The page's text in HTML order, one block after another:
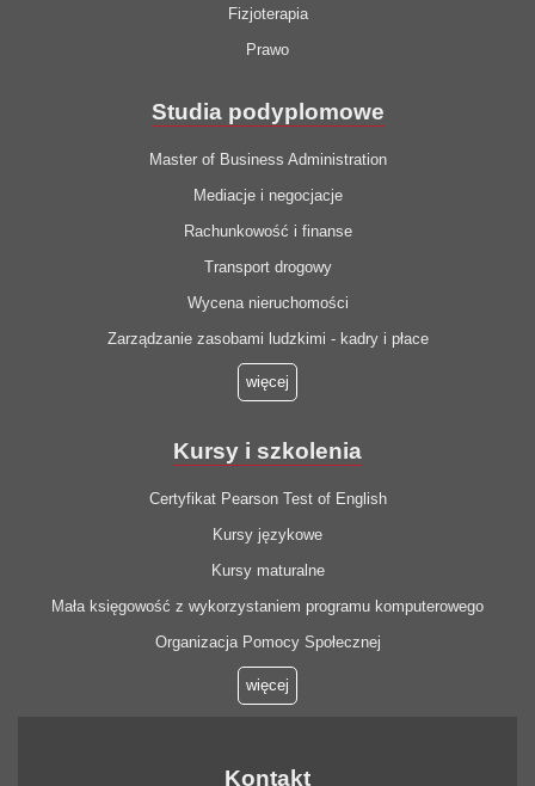
Fizjoterapia
Prawo
Studia podyplomowe
Master of Business Administration
Mediacje i negocjacje
Rachunkowość i finanse
Transport drogowy
Wycena nieruchomości
Zarządzanie zasobami ludzkimi - kadry i płace
więcej
Kursy i szkolenia
Certyfikat Pearson Test of English
Kursy językowe
Kursy maturalne
Mała księgowość z wykorzystaniem programu komputerowego
Organizacja Pomocy Społecznej
więcej
Kontakt